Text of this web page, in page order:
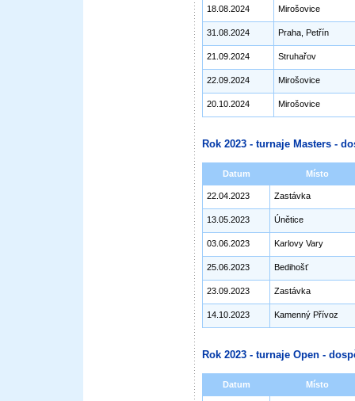
18.08.2024 Mirošovice
31.08.2024 Praha, Petřín
21.09.2024 Struhařov
22.09.2024 Mirošovice
20.10.2024 Mirošovice
Rok 2023 - turnaje Masters -
Datum Místo
22.04.2023 Zastávka
13.05.2023 Únětice
03.06.2023 Karlovy Vary
25.06.2023 Bedihošť
23.09.2023 Zastávka
14.10.2023 Kamenný Přívoz
Rok 2023 - turnaje Open -
Datum Místo